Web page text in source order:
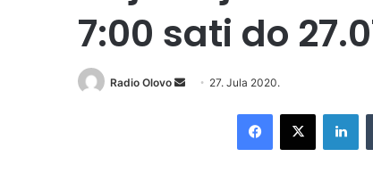
7:00 sati do
Radio Olovo
Send 27. Jula 2020.
Facebook
X